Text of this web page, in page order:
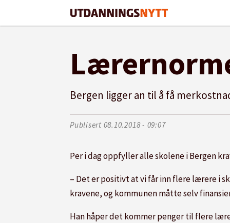
Bergen ligger an til å få
Publisert 08.10.2018 - 09:07
Per i dag oppfyller alle skolene i Bergen
– Det er positivt at vi får inn flere lærere i
kravene, og kommunen måtte selv
Han håper det kommer penger til flere